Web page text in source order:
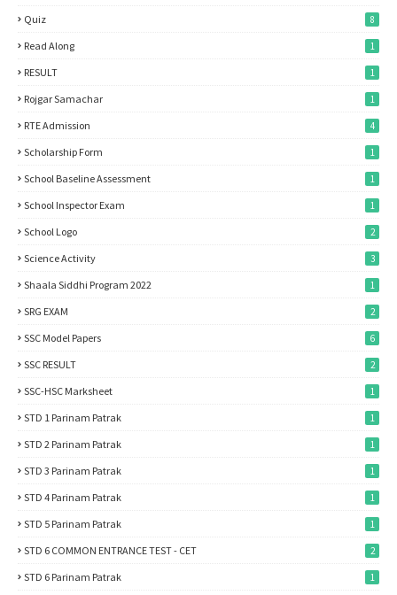
Quiz 8
Read Along 1
RESULT 1
Rojgar Samachar 1
RTE Admission 4
Scholarship Form 1
School Baseline Assessment 1
School Inspector Exam 1
School Logo 2
Science Activity 3
Shaala Siddhi Program 2022 1
SRG EXAM 2
SSC Model Papers 6
SSC RESULT 2
SSC-HSC Marksheet 1
STD 1 Parinam Patrak 1
STD 2 Parinam Patrak 1
STD 3 Parinam Patrak 1
STD 4 Parinam Patrak 1
STD 5 Parinam Patrak 1
STD 6 COMMON ENTRANCE TEST - CET 2
STD 6 Parinam Patrak 1